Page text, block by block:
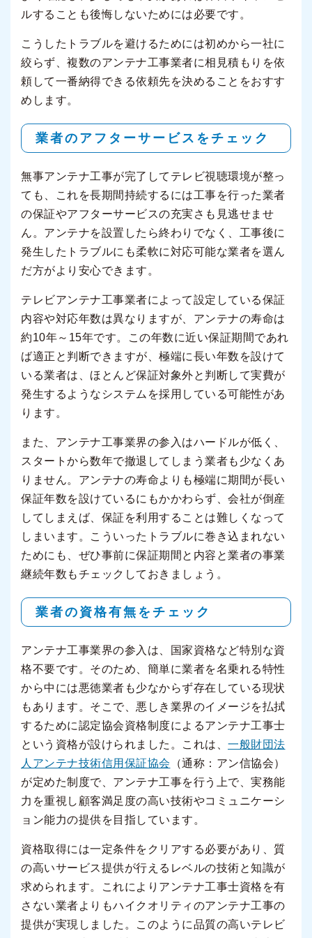
ルすることも後悔しないためには必要です。
こうしたトラブルを避けるためには初めから一社に
絞らず、複数のアンテナ工事業者に相見積もりを依
頼して一番納得できる依頼先を決めることをおすす
めします。
業者のアフターサービスをチェック
無事アンテナ工事が完了してテレビ視聴環境が整っ
ても、これを長期間持続するには工事を行った業者
の保証やアフターサービスの充実さも見逃せませ
ん。アンテナを設置したら終わりでなく、工事後に
発生したトラブルにも柔軟に対応可能な業者を選ん
だ方がより安心できます。
テレビアンテナ工事業者によって設定している保証
内容や対応年数は異なりますが、アンテナの寿命は
約10年～15年です。この年数に近い保証期間であれ
ば適正と判断できますが、極端に長い年数を設けて
いる業者は、ほとんど保証対象外と判断して実費が
発生するようなシステムを採用している可能性があ
ります。
また、アンテナ工事業界の参入はハードルが低く、
スタートから数年で撤退してしまう業者も少なくあ
りません。アンテナの寿命よりも極端に期間が長い
保証年数を設けているにもかかわらず、会社が倒産
してしまえば、保証を利用することは難しくなって
しまいます。こういったトラブルに巻き込まれない
ためにも、ぜひ事前に保証期間と内容と業者の事業
継続年数もチェックしておきましょう。
業者の資格有無をチェック
アンテナ工事業界の参入は、国家資格など特別な資
格不要です。そのため、簡単に業者を名乗れる特性
から中には悪徳業者も少なからず存在している現状
もあります。そこで、悪しき業界のイメージを払拭
するために認定協会資格制度によるアンテナ工事士
という資格が設けられました。これは、 一般財団法
人アンテナ技術信用保証協会 （通称：アン信協会）
が定めた制度で、アンテナ工事を行う上で、実務能
力を重視し顧客満足度の高い技術やコミュニケーシ
ョン能力の提供を目指しています。
資格取得には一定条件をクリアする必要があり、質
の高いサービス提供が行えるレベルの技術と知識が
求められます。これによりアンテナ工事士資格を有
さない業者よりもハイクオリティのアンテナ工事の
提供が実現しました。このように品質の高いテレビ